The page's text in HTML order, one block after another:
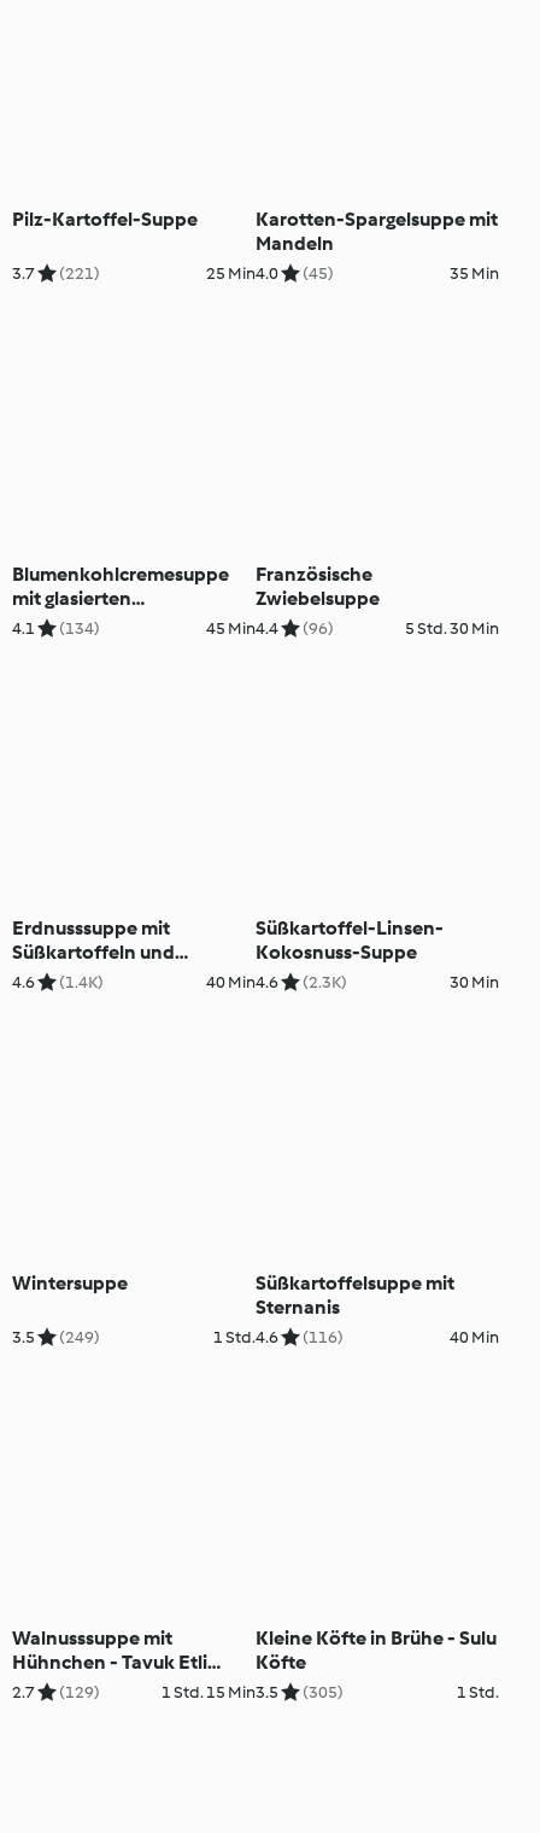
Pilz-Kartoffel-Suppe
3.7 (221) 25 Min
Karotten-Spargelsuppe mit
Mandeln
4.0 (45) 35 Min
Blumenkohlcremesuppe
mit glasierten
Blumenkohlröschen
4.1 (134) 45 Min
Französische
Zwiebelsuppe
4.4 (96) 5 Std. 30 Min
Erdnusssuppe mit
Süßkartoffeln und
Grünkohl
4.6 (1.4K) 40 Min
Süßkartoffel-Linsen-
Kokosnuss-Suppe
4.6 (2.3K) 30 Min
Wintersuppe
3.5 (249) 1 Std.
Süßkartoffelsuppe mit
Sternanis
4.6 (116) 40 Min
Walnusssuppe mit
Hühnchen - Tavuk Etli
Ceviz Çorbası
2.7 (129) 1 Std. 15 Min
Kleine Köfte in Brühe - Sulu
Köfte
3.5 (305) 1 Std.